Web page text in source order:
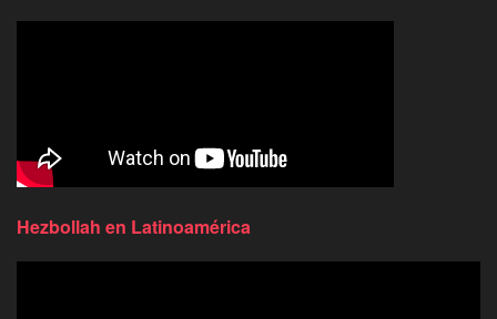
Hezbollah en Latinoamérica